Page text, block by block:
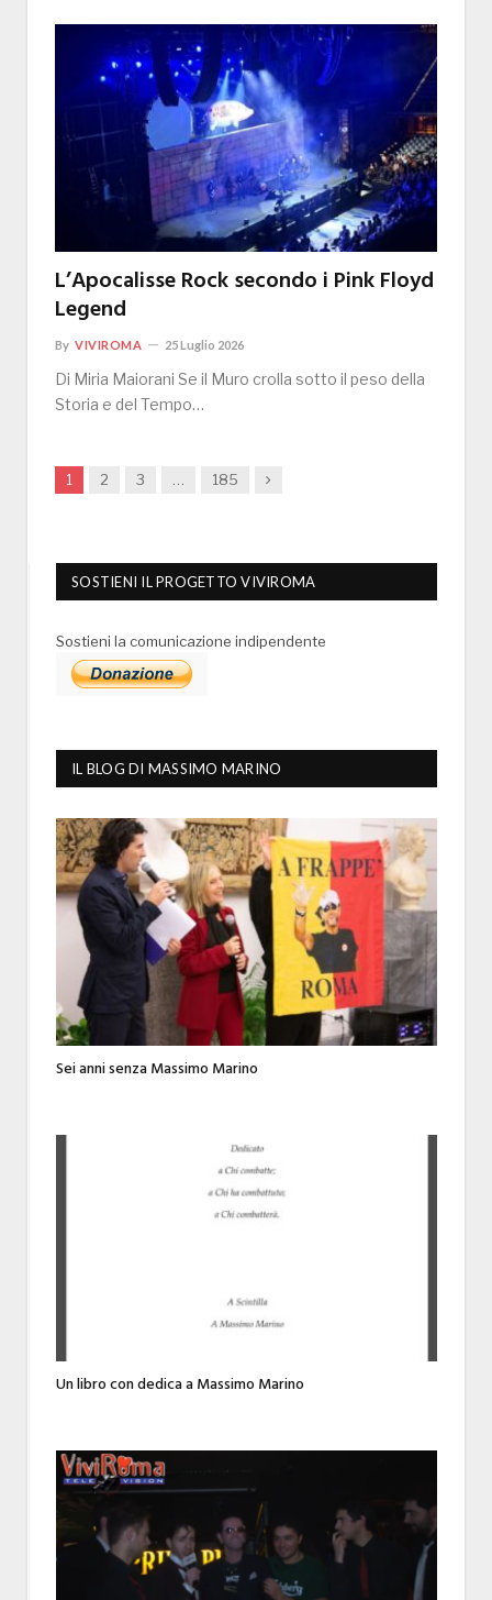
L’Apocalisse Rock secondo i Pink Floyd
Legend
By VIVIROMA 25 Luglio 2026
Di Miria Maiorani Se il Muro crolla sotto il peso della
Storia e del Tempo…
1 2 3 … 185 Next
SOSTIENI IL PROGETTO VIVIROMA
Sostieni la comunicazione indipendente
IL BLOG DI MASSIMO MARINO
Sei anni senza Massimo Marino
Un libro con dedica a Massimo Marino